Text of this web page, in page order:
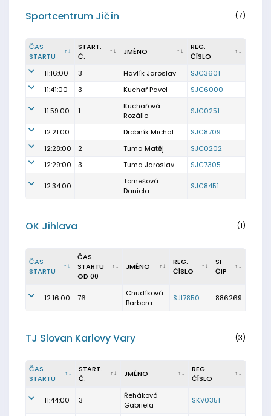
Sportcentrum Jičín (7)
ČAS
STARTU
START.
Č.
JMÉNO
REG.
ČÍSLO
11:16:00
3 Havlík Jaroslav
SJC3601
11:41:00
3 Kuchař Pavel SJC6000
11:59:00 1
Kuchařová
Rozálie
SJC0251
12:21:00 Drobník Michal
SJC8709
12:28:00
2 Tuma Matěj
SJC0202
12:29:00
3 Tuma Jaroslav SJC7305
12:34:00
Tomešová
Daniela
SJC8451
OK Jihlava (1)
ČAS
STARTU
ČAS
STARTU
OD 00
JMÉNO
REG.
ČÍSLO
SI
ČIP
12:16:00 76
Chudíková
Barbora
SJI7850 886269
TJ Slovan Karlovy Vary (3)
ČAS
STARTU
START.
Č.
JMÉNO
REG.
ČÍSLO
11:44:00 3
Řeháková
Gabriela
SKV0351